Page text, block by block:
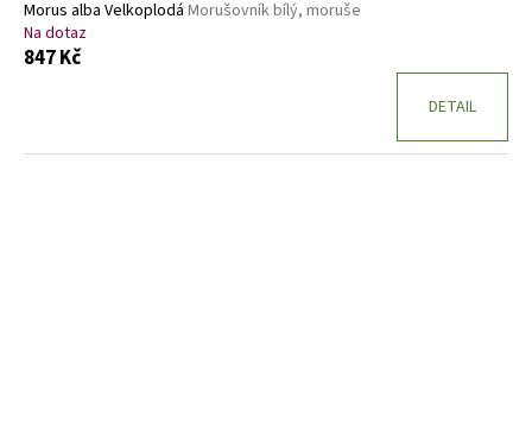
Morus alba Velkoplodá Morušovník bílý, moruše
Na dotaz
847 Kč
DETAIL